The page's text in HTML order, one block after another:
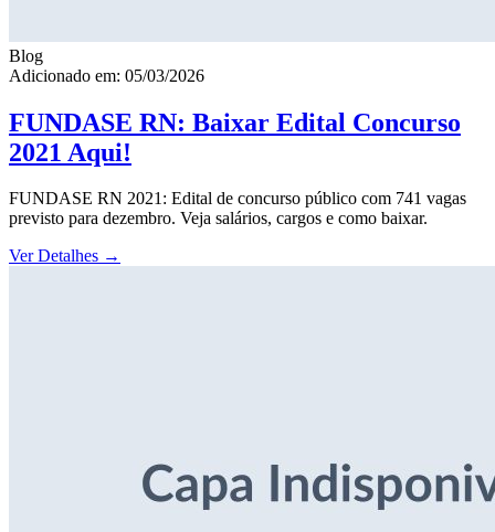
Blog
Adicionado em: 05/03/2026
FUNDASE RN: Baixar Edital Concurso
2021 Aqui!
FUNDASE RN 2021: Edital de concurso público com 741 vagas
previsto para dezembro. Veja salários, cargos e como baixar.
Ver Detalhes →